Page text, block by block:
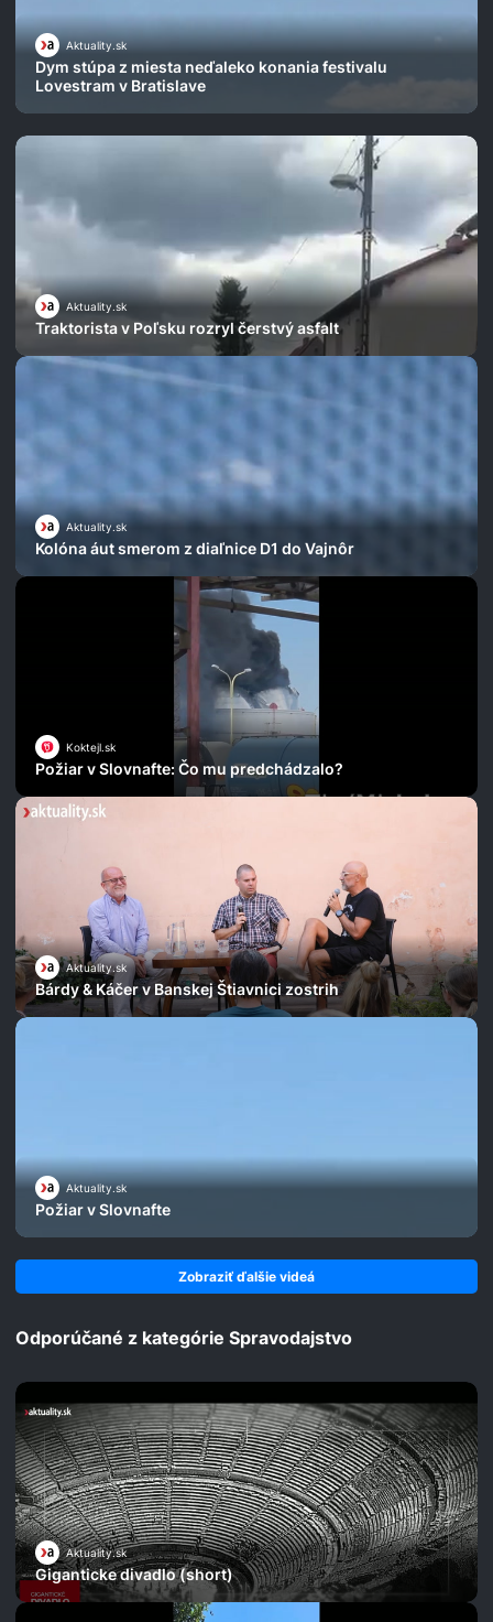
Aktuality.sk
Dym stúpa z miesta neďaleko konania festivalu
Lovestram v Bratislave
Aktuality.sk
Traktorista v Poľsku rozryl čerstvý asfalt
Aktuality.sk
Kolóna áut smerom z diaľnice D1 do Vajnôr
Koktejl.sk
Požiar v Slovnafte: Čo mu predchádzalo?
Aktuality.sk
Bárdy & Káčer v Banskej Štiavnici zostrih
Aktuality.sk
Požiar v Slovnafte
Zobraziť ďalšie videá
Odporúčané z kategórie Spravodajstvo
Aktuality.sk
Giganticke divadlo (short)